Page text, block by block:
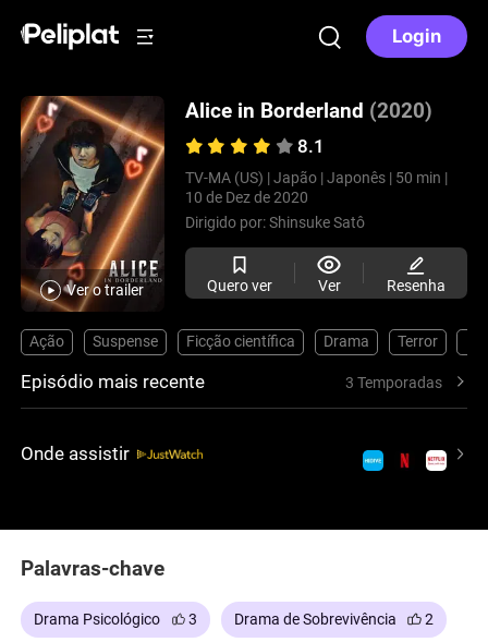
Login
Ver o trailer
Alice in Borderland (2020)
8.1
TV-MA (US) | Japão | Japonês | 50 min |
10 de Dez de 2020
Dirigido por:Shinsuke Satô
Quero ver Ver Resenha
Ação Suspense Ficção científica Drama Terror
Episódio mais recente 3 Temporadas
Onde assistir
Palavras-chave
Drama Psicológico 3 Drama de Sobrevivência 2